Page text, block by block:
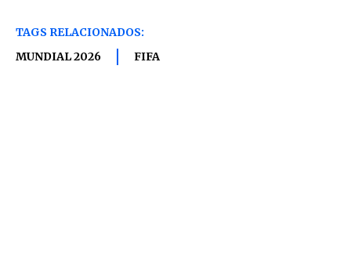
TAGS RELACIONADOS:
MUNDIAL 2026
FIFA